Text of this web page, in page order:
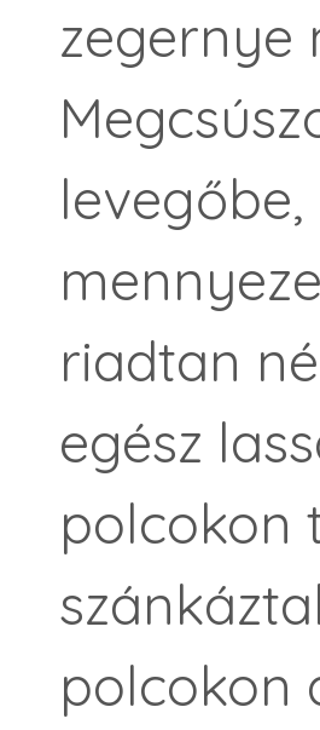
zegernye
riadtan
egész
polcokon
polcokon